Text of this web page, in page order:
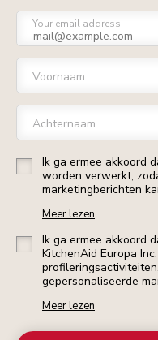
Your email address
Voornaam
Achternaam
Ik ga ermee akkoord
worden verwerkt,
marketingberichten
Meer lezen
Ik ga ermee akkoord
KitchenAid Europa
gepersonaliseerde
Meer lezen